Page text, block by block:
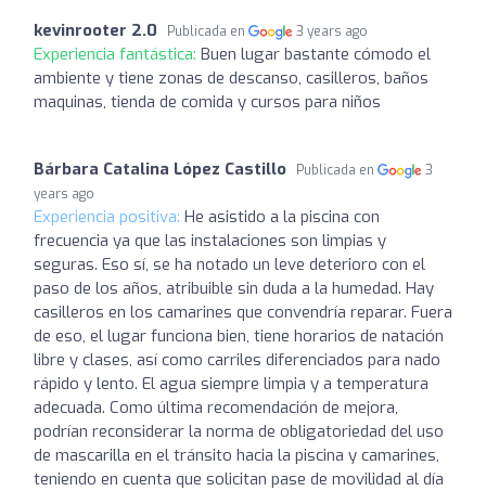
kevinrooter 2.0 Publicada en 3 years ago
Experiencia fantástica: Buen lugar bastante cómodo el
ambiente y tiene zonas de descanso, casilleros, baños
maquinas, tienda de comida y cursos para niños
Bárbara Catalina López Castillo Publicada en
3
years ago
Experiencia positiva: He asistido a la piscina con
frecuencia ya que las instalaciones son limpias y
seguras. Eso sí, se ha notado un leve deterioro con el
paso de los años, atribuible sin duda a la humedad. Hay
casilleros en los camarines que convendría reparar. Fuera
de eso, el lugar funciona bien, tiene horarios de natación
libre y clases, así como carriles diferenciados para nado
rápido y lento. El agua siempre limpia y a temperatura
adecuada. Como última recomendación de mejora,
podrían reconsiderar la norma de obligatoriedad del uso
de mascarilla en el tránsito hacia la piscina y camarines,
teniendo en cuenta que solicitan pase de movilidad al día